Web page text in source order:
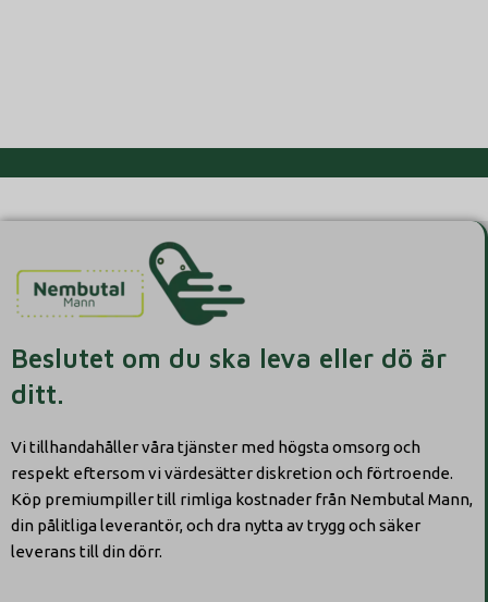
Beslutet om du ska leva eller dö är
ditt.
Vi tillhandahåller våra tjänster med högsta omsorg och
respekt eftersom vi värdesätter diskretion och förtroende.
Köp premiumpiller till rimliga kostnader från Nembutal Mann,
din pålitliga leverantör, och dra nytta av trygg och säker
leverans till din dörr.